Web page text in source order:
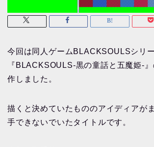
今回は同人ゲームBLACKSOULSシリ
『BLACKSOULS-黒の童話と五魔姫-
作しました。
描くと決めていたもののアイディアが
手できないでいたタイトルです。